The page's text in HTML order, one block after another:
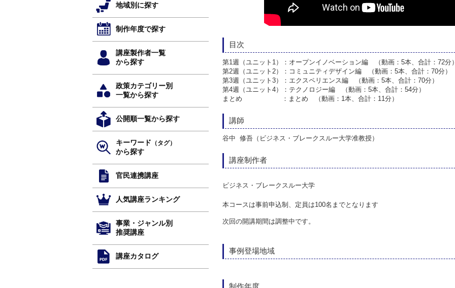
地域別に探す
制作年度で探す
講座製作者一覧
から探す
政策カテゴリー別
一覧から探す
公開順一覧から探す
キーワード （タグ）
から探す
官民連携講座
人気講座ランキング
事業・ジャンル別
推奨講座
講座カタログ
目次
第1週（ユニット1）：オープンイノベーション編 （動画：5本、合計：72分
第2週（ユニット2）：コミュニティデザイン編 （動画：5本、合計：70分）
第3週（ユニット3）：エクスペリエンス編 （動画：5本、合計：70分）
第4週（ユニット4）：テクノロジー編 （動画：5本、合計：54分）
まとめ ：まとめ （動画：1本、合計：11分）
講師
谷中 修吾（ビジネス・ブレークスルー大学准教授）
講座制作者
ビジネス・ブレークスルー大学
本コースは事前申込制、定員は100名までとなります
次回の開講期間は調整中です。
事例登場地域
制作年度